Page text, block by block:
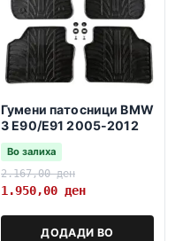
Гумени патосници BMW
3 E90/E91 2005-2012
Во залиха
2.167,00ден
1.950,00 ден
ДОДАДИ ВО